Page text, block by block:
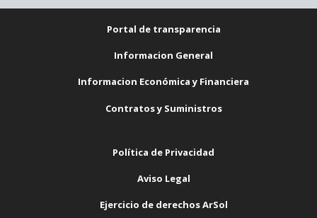
Portal de transparencia
Informacion General
Informacion Económica y Financiera
Contratos y Suministros
Política de Privacidad
Aviso Legal
Ejercicio de derechos ArSol